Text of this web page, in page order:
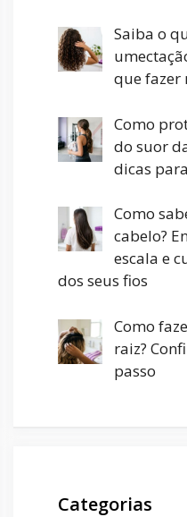
Saiba o
que fazer
Como
do suor
dicas
Como
cabelo?
escala e
dos seus fios
Como
raiz?
passo
Categorias